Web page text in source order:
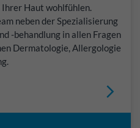
Haut wohlfühlen.
neben der Spezialisierung
-behandlung in allen Fragen
Dermatologie, Allergologie